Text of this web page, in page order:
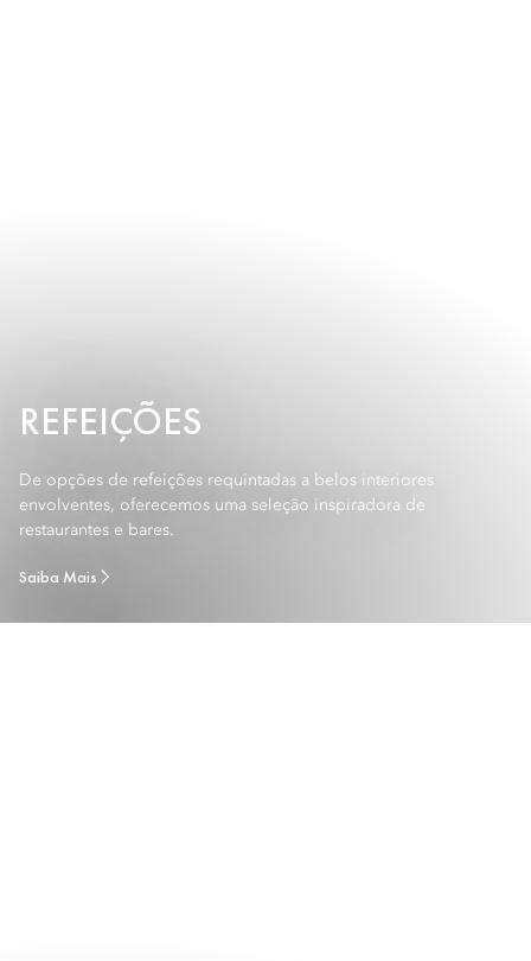
REFEIÇÕES
De opções de refeições requintadas a belos interiores
envolventes, oferecemos uma seleção inspiradora de
restaurantes e bares.
Saiba Mais